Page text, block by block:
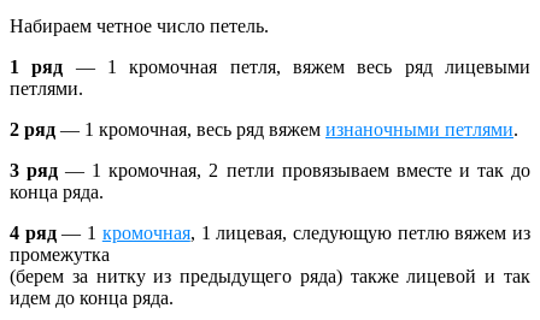
Набираем четное число петель.
1 ряд — 1 кромочная петля, вяжем весь ряд лицевыми
петлями.
2 ряд — 1 кромочная, весь ряд вяжем изнаночными петлями.
3 ряд — 1 кромочная, 2 петли провязываем вместе и так до
конца ряда.
4 ряд— 1 кромочная, 1 лицевая, следующую петлю вяжем из
промежутка
(берем за нитку из предыдущего ряда) также лицевой и так
идем до конца ряда.